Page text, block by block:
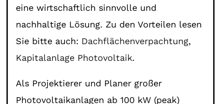
eine wirtschaftlich sinnvolle und
nachhaltige Lösung. Zu den Vorteilen lesen
Sie bitte auch: Dachflächenverpachtung,
Kapitalanlage Photovoltaik.
Als Projektierer und Planer großer
Photovoltaikanlagen ab 100 kW (peak)